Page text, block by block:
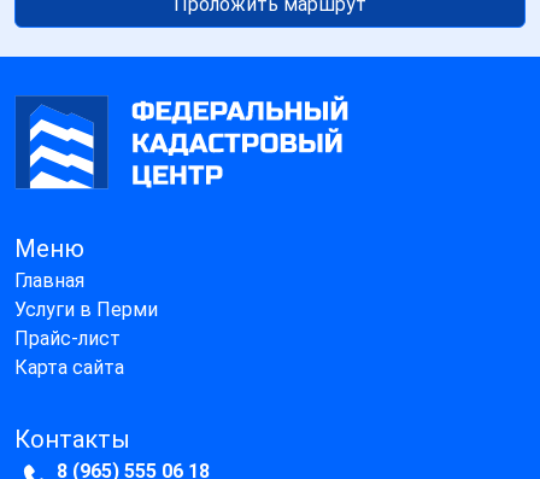
Проложить маршрут
Меню
Главная
Услуги в Перми
Прайс-лист
Карта сайта
Контакты
8 (965) 555 06 18